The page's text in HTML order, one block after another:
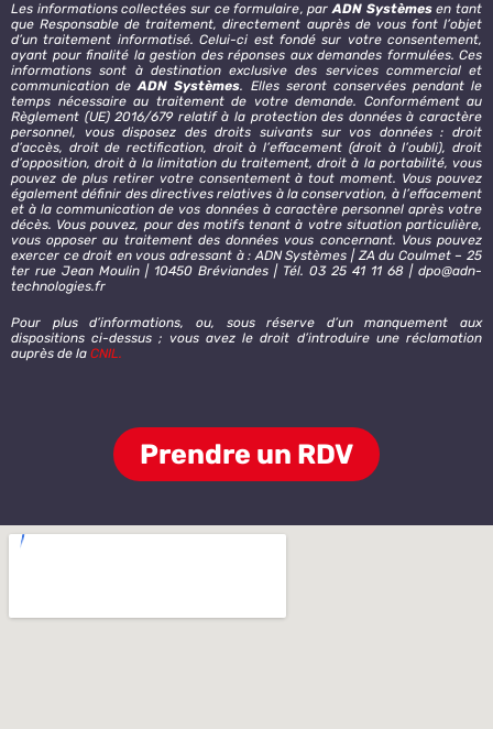
Les informations collectées sur ce formulaire, parADN Systèmesen tant
que Responsable de traitement, directement auprès de vous font l’objet
d’un traitement informatisé. Celui-ci est fondé sur votre consentement,
ayant pour finalité la gestion des réponses aux demandes formulées. Ces
informations sont à destination exclusive des services commercial et
communication deADN Systèmes. Elles seront conservées pendant le
temps nécessaire au traitement de votre demande. Conformément au
Règlement (UE) 2016/679 relatif à la protection des données à caractère
personnel, vous disposez des droits suivants sur vos données : droit
d’accès, droit de rectification, droit à l’effacement (droit à l’oubli), droit
d’opposition, droit à la limitation du traitement, droit à la portabilité, vous
pouvez de plus retirer votre consentement à tout moment. Vous pouvez
également définir des directives relatives à la conservation, à l’effacement
et à la communication de vos données à caractère personnel après votre
décès. Vous pouvez, pour des motifs tenant à votre situation particulière,
vous opposer au traitement des données vous concernant. Vous pouvez
exercer ce droit en vous adressant à : ADN Systèmes | ZA du Coulmet – 25
ter rue Jean Moulin | 10450 Bréviandes | Tél. 03 25 41 11 68 | dpo@adn-
technologies.fr
Pour plus d’informations, ou, sous réserve d’un manquement aux
dispositions ci-dessus ; vous avez le droit d’introduire une réclamation
auprès de la CNIL.
Prendre un RDV